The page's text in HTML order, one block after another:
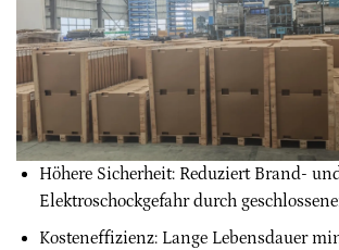
Höhere Sicherheit: Reduziert Brand- und
Elektroschockgefahr durch
Kosteneffizienz: Lange Lebensdauer